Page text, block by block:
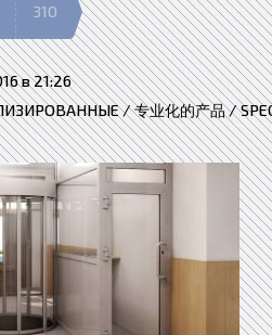
310
в 21:26
/ 专业化的产品 /